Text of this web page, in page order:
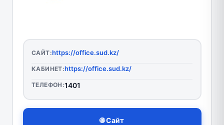
САЙТ:https://office.sud.kz/
КАБИНЕТ:https://office.sud.kz/
ТЕЛЕФОН:1401
🌐 Сайт